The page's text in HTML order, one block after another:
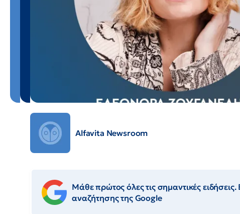
Alfavita Newsroom
Μάθε πρώτος όλες τις σημαντικές
αναζήτησης της Google